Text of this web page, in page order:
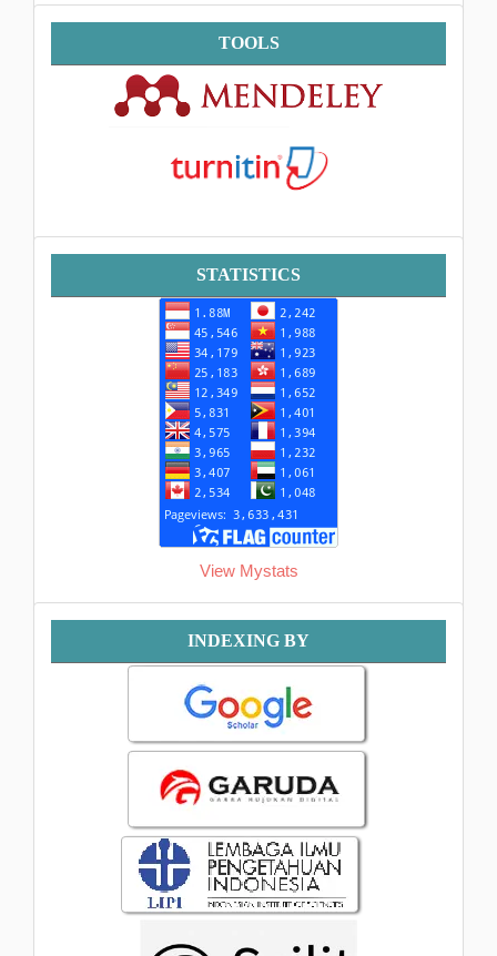
Tools TOOLS
Statistik STATISTICS
View Mystats
Indexing INDEXING BY